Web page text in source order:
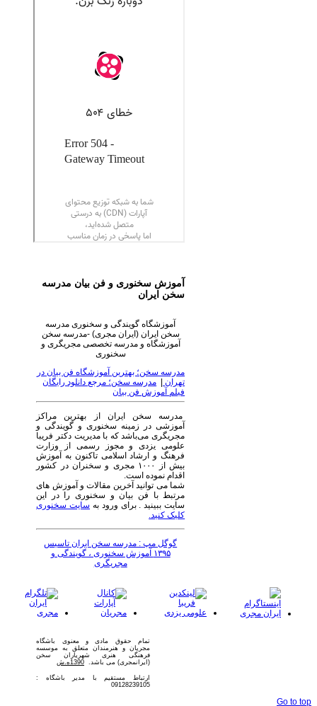
آموزش سخنوری و فن بیان مدرسه
سخن ایران
آموزشگاه گویندگی و سخنوری مدرسه
سخن ایران (ایران مجری) -مدرسه سخن
آموزشگاه و مدرسه تخصصی مجریگری و
سخنوری
مدرسه سخن؛ بهترین آموزشگاه فن بیان در
تهران | مدرسه سخن؛ مرجع دانلود رایگان
فیلم آموزش فن بیان
مدرسه سخن ایران از بهترین مراکز
آموزشی در زمینه سخنوری و گویندگی و
مجریگری می‌باشد که با مدیریت دکتر فریبا
علومی یزدی و مجوز رسمی از وزارت
فرهنگ و ارشاد اسلامی تاکنون به آموزش
بیش از ۱۰۰۰ مجری و سخنران در کشور
اقدام نموده است.
شما می توانید آخرین مقالات و آموزش های
مرتبط با فن بیان و سخنوری را در این
سایت ببینید . برای ورود به سایت سخنوری
کلیک کنید.
گوگل مپ : مدرسه سخن ایران تاسیس
۱۳۹۵ آموزش سخنوری ، گویندگی و
مجریگری
تمام حقوق مادی و معنوی باشگاه
مجریان و هنرمندان متعلق به موسسه
فرهنگی هنری شهریاران سخن
(ایرانمجری) می باشد. 1390ه.ش
ارتباط مستقیم با مدیر باشگاه :
09128239105
Go to top